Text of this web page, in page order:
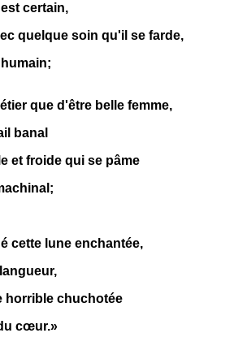
certain,
quelque soin qu'il se farde,
que d'être belle femme,
banal
et froide qui se pâme
cette lune enchantée,
horrible chuchotée
cœur.»